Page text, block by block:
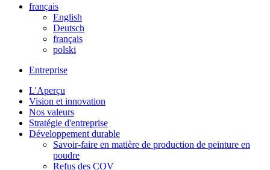
français
English
Deutsch
français
polski
Entreprise
L'Aperçu
Vision et innovation
Nos valeurs
Stratégie d'entreprise
Développement durable
Savoir-faire en matière de production de peinture en
poudre
Refus des COV